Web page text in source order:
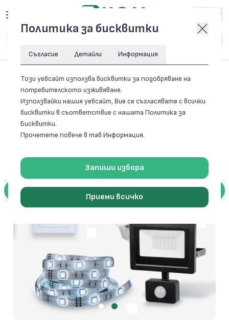
Политика за бисквитки
Съгласие Детайли Информация
Този уебсайт използва бисквитки за подобряване на
потребителското изживяване.
Използвайки нашия уебсайт, Вие се съгласявате с всички
бисквитки в съответствие с нашата Политика за
Бисквитки.
Прочетете повече в таб Информация.
Запиши избора
Приеми всичко